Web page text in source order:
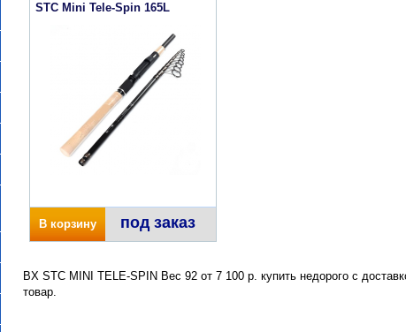
STC Mini Tele-Spin 165L
В корзину под заказ
BX STC MINI TELE-SPIN Вес 92 от 7 100 р. купить недорого с
товар.